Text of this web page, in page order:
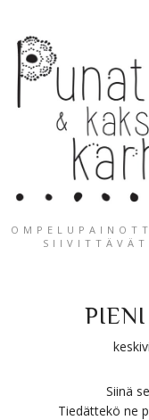
SIIVITTÄVÄT
Siinä
Tiedättekö ne